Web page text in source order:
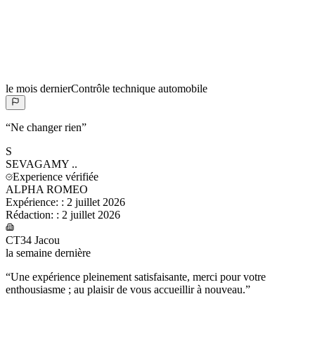
le mois dernierContrôle technique automobile
“Ne changer rien”
S
SEVAGAMY ..
Experience vérifiée
ALPHA ROMEO
Expérience: : 2 juillet 2026
Rédaction: : 2 juillet 2026
CT34 Jacou
la semaine dernière
“Une expérience pleinement satisfaisante, merci pour votre
enthousiasme ; au plaisir de vous accueillir à nouveau.”